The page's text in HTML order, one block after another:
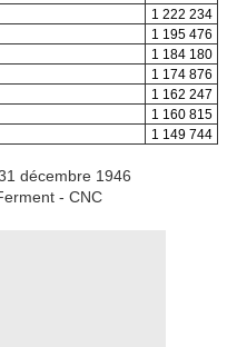
1 222 234
1 195 476
1 184 180
1 174 876
1 162 247
1 160 815
1 149 744
décembre 1946
- CNC